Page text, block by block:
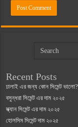
Recent Posts
ঢালাই এর জন্য কোন সিমেন্ট
বসুন্ধরা সিমেন্ট এর দাম ২০২৫
স্ক্যান সিমেন্ট এর দাম ২০২৫
হোলসিম সিমেন্ট দাম ২০২৫